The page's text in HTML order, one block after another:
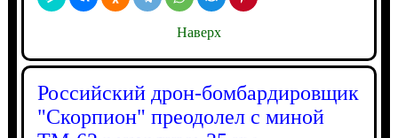
Наверх
Российский дрон-бомбардировщик
"Скорпион" преодолел с миной